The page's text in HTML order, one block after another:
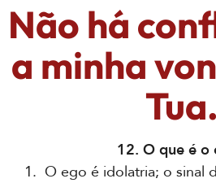
Não há
a minha
Tua.
12. O que é o
1. O ego é idolatria; o sinal